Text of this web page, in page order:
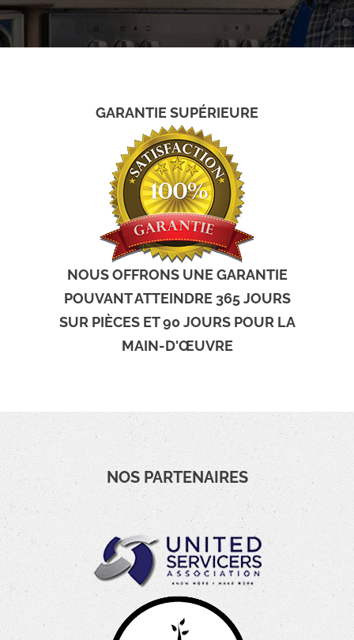
GARANTIE SUPÉRIEURE
NOUS OFFRONS UNE GARANTIE
POUVANT ATTEINDRE 365 JOURS
SUR PIÈCES ET 90 JOURS POUR LA
MAIN-D'ŒUVRE
NOS PARTENAIRES